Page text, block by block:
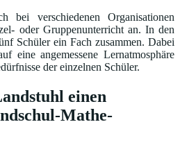
verschiedenen Organisationen
oder Gruppenunterricht an. In den
Schüler ein Fach zusammen. Dabei
eine angemessene Lernatmosphäre
der einzelnen Schüler.
einen
Mathe-